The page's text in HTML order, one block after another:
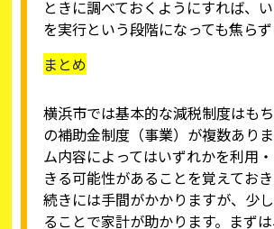
ときに調べておくようにすれば、
を実行という段階になっても焦らず
まとめ
横浜市では基本的な減税制度はも
の補助金制度（事業）が複数あり
ム内容によってはいずれかを利用
きる可能性があることを覚えてお
続きには手間がかかりますが、少
ることで家計が助かります。まず